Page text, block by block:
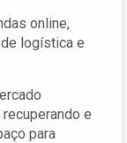
online,
logística e
e
para